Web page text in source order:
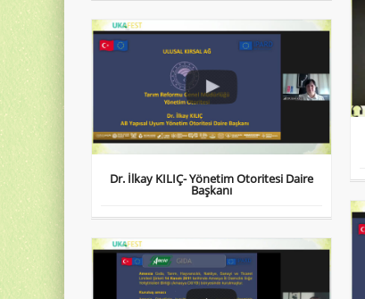
Dr. İlkay KILIÇ- Yönetim Otoritesi Daire
Başkanı